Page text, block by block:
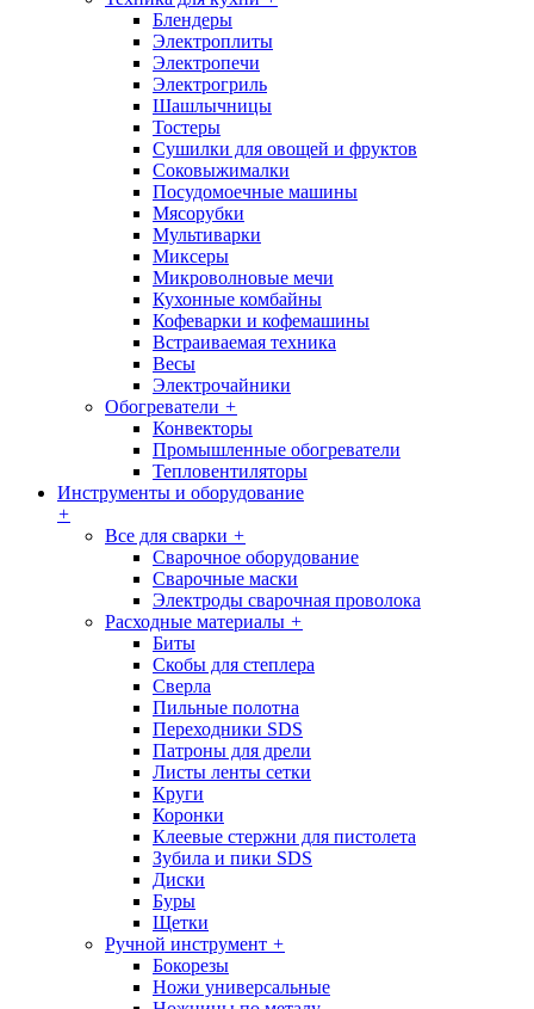
Блендеры
Электроплиты
Электропечи
Электрогриль
Шашлычницы
Тостеры
Сушилки для овощей и фруктов
Соковыжималки
Посудомоечные машины
Мясорубки
Мультиварки
Миксеры
Микроволновые мечи
Кухонные комбайны
Кофеварки и кофемашины
Встраиваемая техника
Весы
Электрочайники
Обогреватели +
Конвекторы
Промышленные обогреватели
Тепловентиляторы
Инструменты и оборудование
+
Все для сварки +
Сварочное оборудование
Сварочные маски
Электроды сварочная проволока
Расходные материалы +
Биты
Скобы для степлера
Сверла
Пильные полотна
Переходники SDS
Патроны для дрели
Листы ленты сетки
Круги
Коронки
Клеевые стержни для пистолета
Зубила и пики SDS
Диски
Буры
Щетки
Ручной инструмент +
Бокорезы
Ножи универсальные